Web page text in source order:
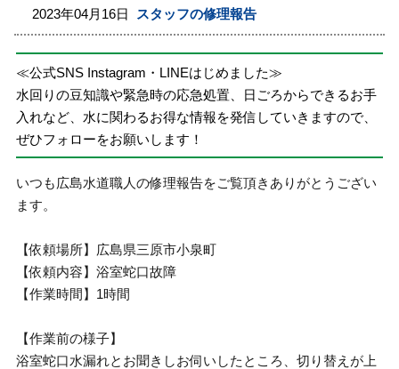
2023年04月16日 スタッフの修理報告
≪公式SNS Instagram・LINEはじめました≫
水回りの豆知識や緊急時の応急処置、日ごろからできるお手
入れなど、水に関わるお得な情報を発信していきますので、
ぜひフォローをお願いします！
いつも広島水道職人の修理報告をご覧頂きありがとうござい
ます。
【依頼場所】広島県三原市小泉町
【依頼内容】浴室蛇口故障
【作業時間】1時間
【作業前の様子】
浴室蛇口水漏れとお聞きしお伺いしたところ、切り替えが上